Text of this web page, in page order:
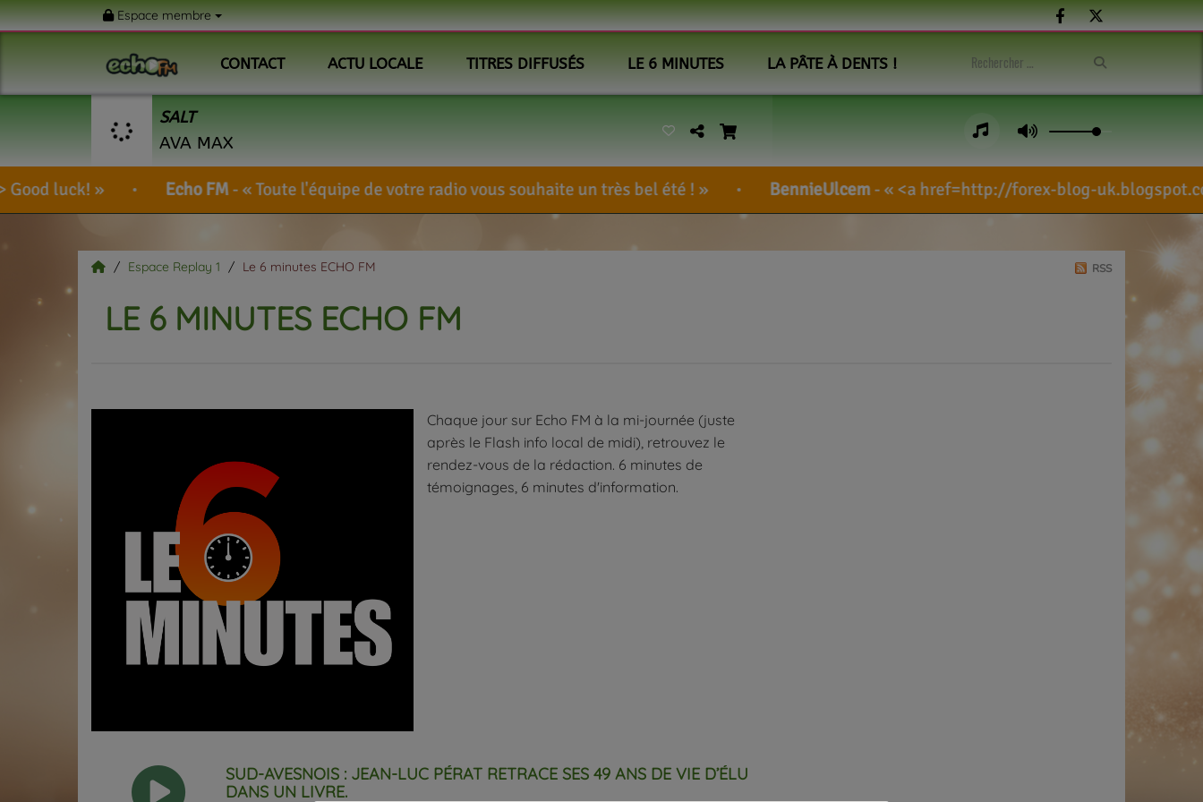
Espace membre
CONTACT ACTU LOCALE TITRES DIFFUSÉS LE 6 MINUTES LA PÂTE À DENTS !
SALT
AVA MAX
Echo FM - Toute l'équipe de votre radio vous souhaite un très bel été ! BennieUlcem - <a href=http://forex-blog-uk.blogspot.com/search/
Espace Replay 1 Le 6 minutes ECHO FM
LE 6 MINUTES ECHO FM
RSS
Chaque jour sur Echo FM à la mi-journée (juste
après le Flash info local de midi), retrouvez le
rendez-vous de la rédaction. 6 minutes de
témoignages, 6 minutes d'information.
SUD-AVESNOIS : JEAN-LUC PÉRAT RETRACE SES 49 ANS DE VIE D’ÉLU
DANS UN LIVRE.